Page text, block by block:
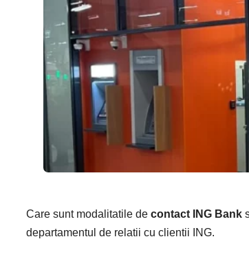
Care sunt modalitatile de contact ING Bank
departamentul de relatii cu clientii ING.